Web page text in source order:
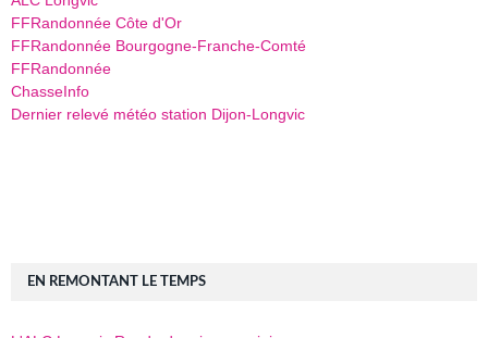
FFRandonnée Côte d'Or
FFRandonnée Bourgogne-Franche-Comté
FFRandonnée
ChasseInfo
Dernier relevé météo station Dijon-Longvic
EN REMONTANT LE TEMPS